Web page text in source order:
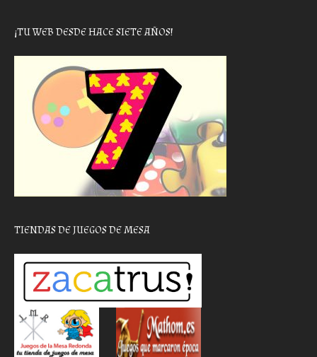
¡TU WEB DESDE HACE SIETE AÑOS!
TIENDAS DE JUEGOS DE MESA